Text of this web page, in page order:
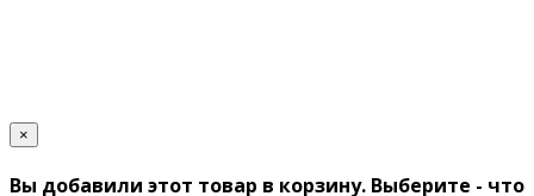
×
Вы добавили этот товар в корзину. Выберите - что